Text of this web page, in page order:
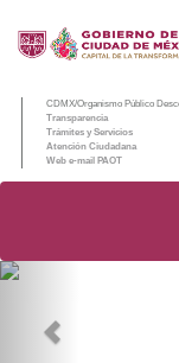
CDMX/Organismo Público
Transparencia
Trámites y Servicios
Atención Ciudadana
Web e-mail PAOT